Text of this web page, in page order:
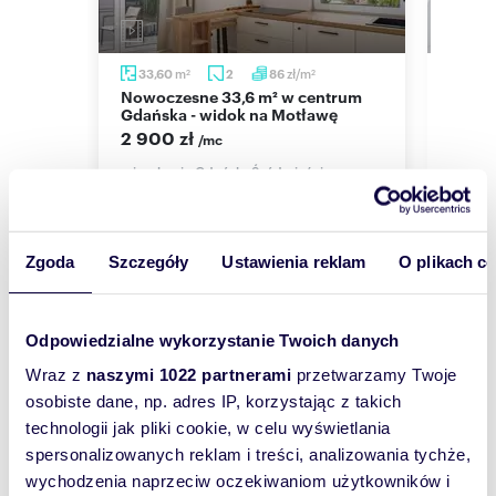
Zgoda Szczegóły Ustawienia reklam O plikach
Odpowiedzialne wykorzystanie Twoich danych
Wraz z naszymi 1022 partnerami przetwarzamy Twoje
osobiste dane, np. adres IP, korzystając z takich
technologii jak pliki cookie, w celu wyświetlania
spersonalizowanych reklam i treści, analizowania tychże,
wychodzenia naprzeciw oczekiwaniom użytkowników i
zaledwie kilka kroków od Motławy, przy ulicy
Wilczej. Krótki spacer dzieli nas od Starego
Miasta i Forum Gdańsk. Apartamentowiec to
wysoce funkcjonalny i nowoczesny budynek
wkomponowany w architekturę ulicy Rzeźnickiej
oraz Wilczej. Inwestycja łączy korzyści życia w
centrum miasta z komfortem wynikającym z
kameralności położenia.
ATUTY:
* Wykończone materiałami i wyposażone
sprzętem wysokiej jakości
* Klimatyzacja
DODATKOWE INFORMACJE:
* Dodatkowe opłaty: czynsz administracyjny +
internet (ok. 1000 zł) + opłaty za media
33,60 m2 2 86zł/m2
Nowoczesne 33,6 m² w centrum
Gdańska - widok na Motławę
2 900 zł /mc
mieszkanie Gdańsk, Śródmieście,
Wyślij
wiadomość
To najlepszy
sposób, aby